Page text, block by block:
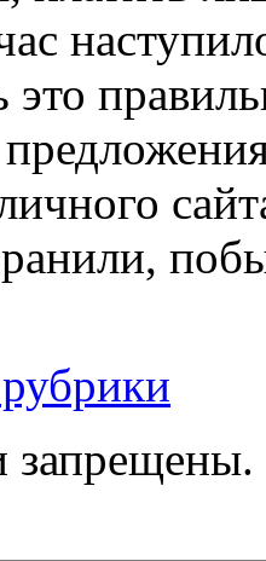
это
запрещены.